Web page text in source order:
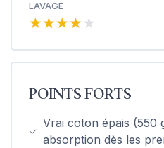
LAVAGE
★★★★★
★★★★★
POINTS FORTS
Vrai coton épais (550
absorption dès les